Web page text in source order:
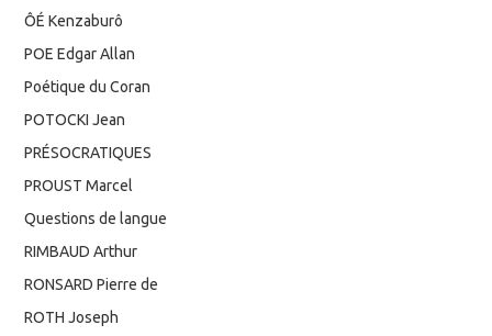
ÔÉ Kenzaburô
POE Edgar Allan
Poétique du Coran
POTOCKI Jean
PRÉSOCRATIQUES
PROUST Marcel
Questions de langue
RIMBAUD Arthur
RONSARD Pierre de
ROTH Joseph